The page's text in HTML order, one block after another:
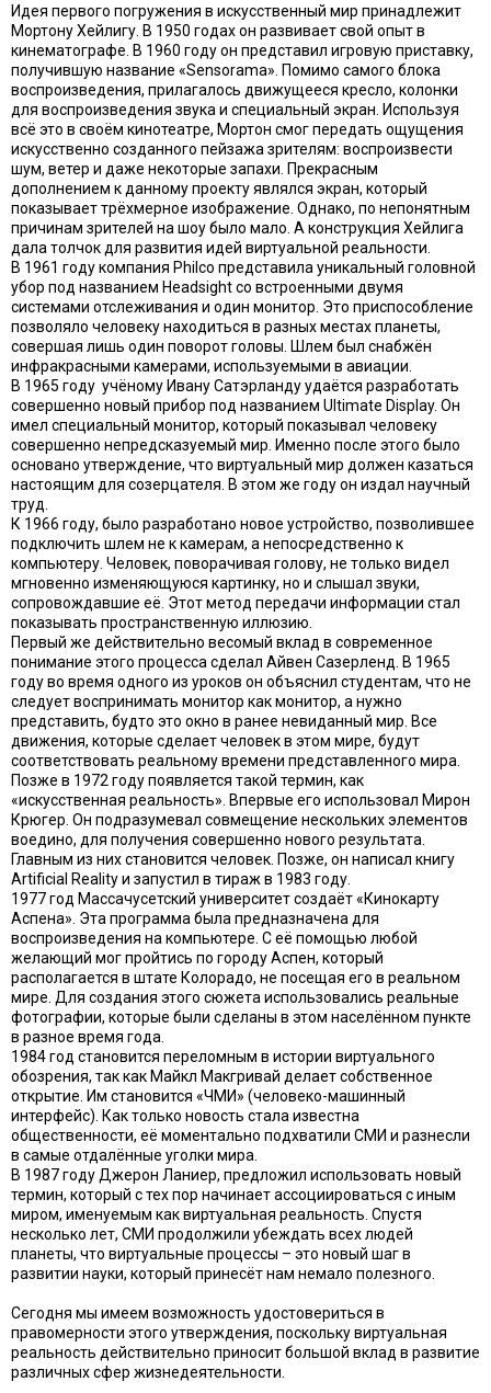
Идея первого погружения в искусственный мир принадлежит
Мортону Хейлигу. В 1950 годах он развивает свой опыт в
кинематографе. В 1960 году он представил игровую приставку,
получившую название «Sensorama». Помимо самого блока
воспроизведения, прилагалось движущееся кресло, колонки
для воспроизведения звука и специальный экран. Используя
всё это в своём кинотеатре, Мортон смог передать ощущения
искусственно созданного пейзажа зрителям: воспроизвести
шум, ветер и даже некоторые запахи. Прекрасным
дополнением к данному проекту являлся экран, который
показывает трёхмерное изображение. Однако, по непонятным
причинам зрителей на шоу было мало. А конструкция Хейлига
дала толчок для развития идей виртуальной реальности.
В 1961 году компания Philco представила уникальный головной
убор под названием Headsight со встроенными двумя
системами отслеживания и один монитор. Это приспособление
позволяло человеку находиться в разных местах планеты,
совершая лишь один поворот головы. Шлем был снабжён
инфракрасными камерами, используемыми в авиации.
В 1965 году учёному Ивану Сатэрланду удаётся разработать
совершенно новый прибор под названием Ultimate Display. Он
имел специальный монитор, который показывал человеку
совершенно непредсказуемый мир. Именно после этого было
основано утверждение, что виртуальный мир должен казаться
настоящим для созерцателя. В этом же году он издал научный
труд.
К 1966 году, было разработано новое устройство, позволившее
подключить шлем не к камерам, а непосредственно к
компьютеру. Человек, поворачивая голову, не только видел
мгновенно изменяющуюся картинку, но и слышал звуки,
сопровождавшие её. Этот метод передачи информации стал
показывать пространственную иллюзию.
Первый же действительно весомый вклад в современное
понимание этого процесса сделал Айвен Сазерленд. В 1965
году во время одного из уроков он объяснил студентам, что не
следует воспринимать монитор как монитор, а нужно
представить, будто это окно в ранее невиданный мир. Все
движения, которые сделает человек в этом мире, будут
соответствовать реальному времени представленного мира.
Позже в 1972 году появляется такой термин, как
«искусственная реальность». Впервые его использовал Мирон
Крюгер. Он подразумевал совмещение нескольких элементов
воедино, для получения совершенно нового результата.
Главным из них становится человек. Позже, он написал книгу
Artificial Reality и запустил в тираж в 1983 году.
1977 год Массачусетский университет создаёт «Кинокарту
Аспена». Эта программа была предназначена для
воспроизведения на компьютере. С её помощью любой
желающий мог пройтись по городу Аспен, который
располагается в штате Колорадо, не посещая его в реальном
мире. Для создания этого сюжета использовались реальные
фотографии, которые были сделаны в этом населённом пункте
в разное время года.
1984 год становится переломным в истории виртуального
обозрения, так как Майкл Макгривай делает собственное
открытие. Им становится «ЧМИ» (человеко-машинный
интерфейс). Как только новость стала известна
общественности, её моментально подхватили СМИ и разнесли
в самые отдалённые уголки мира.
В 1987 году Джерон Ланиер, предложил использовать новый
термин, который с тех пор начинает ассоциироваться с иным
миром, именуемым как виртуальная реальность. Спустя
несколько лет, СМИ продолжили убеждать всех людей
планеты, что виртуальные процессы – это новый шаг в
развитии науки, который принесёт нам немало полезного.
Сегодня мы имеем возможность удостовериться в
правомерности этого утверждения, поскольку виртуальная
реальность действительно приносит большой вклад в развитие
различных сфер жизнедеятельности.